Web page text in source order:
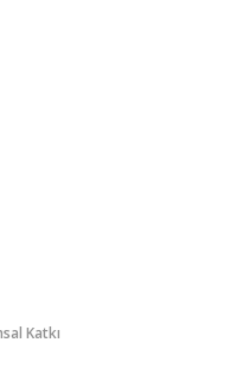
Katkı